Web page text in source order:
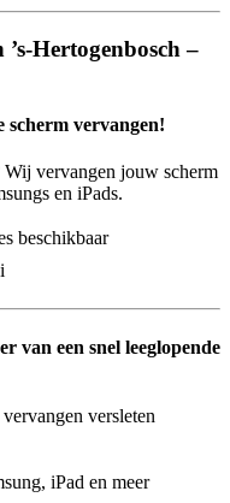
Hertogenbosch –
scherm vervangen!
Wij vervangen jouw scherm
en iPads.
beschikbaar
van een snel leeglopende
versleten
iPad en meer